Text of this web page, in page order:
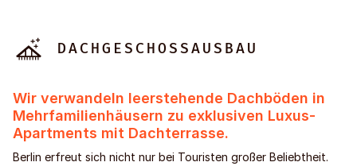
DACHGESCHOSS­­AUSBAU
Wir verwandeln leerstehende Dachböden in
Mehrfamilienhäusern zu exklusiven Luxus-
Apartments mit Dachterrasse.
Berlin erfreut sich nicht nur bei Touristen großer Beliebtheit.